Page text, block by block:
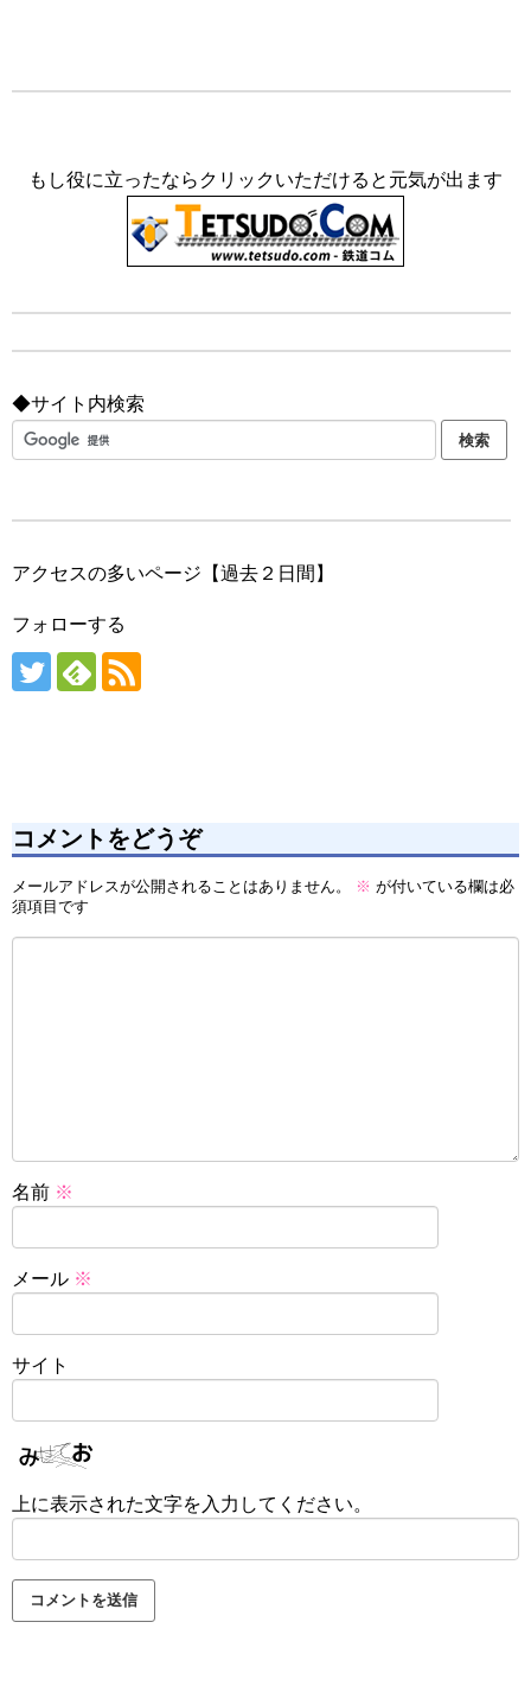
もし役に立ったならクリックいただけると元気が出ます
◆サイト内検索
アクセスの多いページ【過去２日間】
フォローする
コメントをどうぞ
メールアドレスが公開されることはありません。 ※ が付いている欄は必
須項目です
名前 ※
メール ※
サイト
上に表示された文字を入力してください。